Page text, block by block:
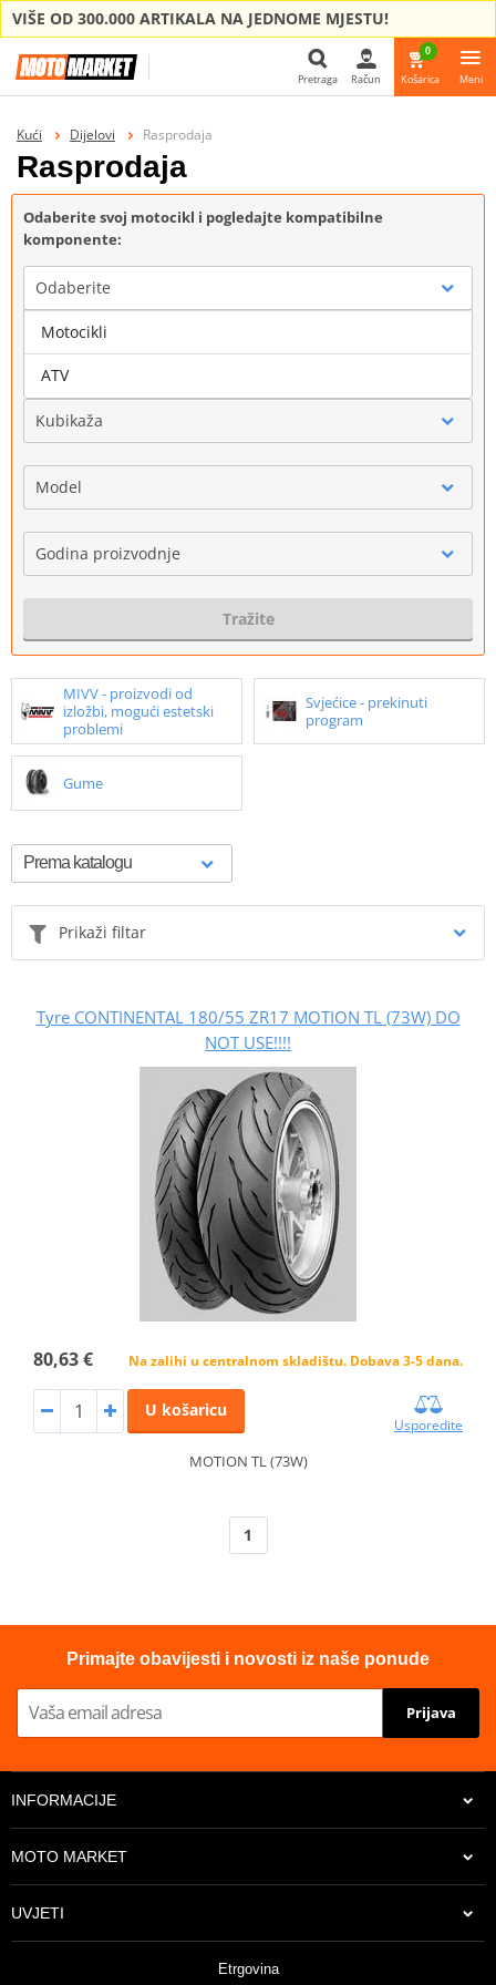
VIŠE OD 300.000 ARTIKALA NA JEDNOME MJESTU!
Pretraga Račun
0
Košarica Meni
Kući Dijelovi Rasprodaja
Rasprodaja
Odaberite svoj motocikl i pogledajte kompatibilne
komponente:
Odaberite
Marka
Kubikaža
Model
Godina proizvodnje
Tražite
MIVV - proizvodi od
izložbi, mogući estetski
problemi
Svjećice - prekinuti
program
Gume
Prikaži filtar
Tyre CONTINENTAL 180/55 ZR17 MOTION TL (73W) DO
NOT USE!!!!
80,63 € Na zalihi u centralnom skladištu. Dobava 3-5 dana.
U košaricu
Usporedite
MOTION TL (73W)
1
Primajte obavijesti i novosti iz naše ponude
Prijava
INFORMACIJE
MOTO MARKET
UVJETI
Etrgovina
Motocikli
ATV